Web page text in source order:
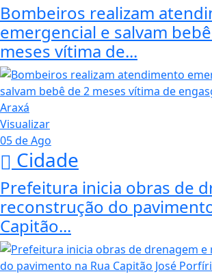
Bombeiros realizam
emergencial e salvam
meses vítima de...
Visualizar
05 de Ago
Cidade
Prefeitura inicia obras de
reconstrução do
Capitão...